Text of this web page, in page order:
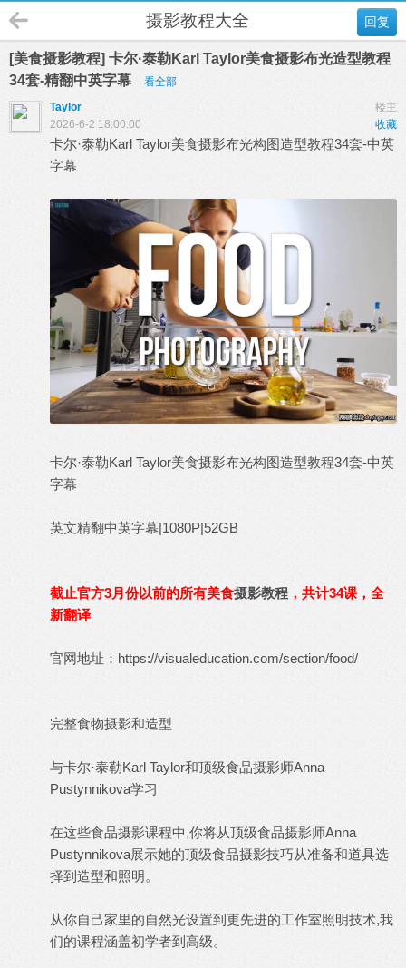
回复
摄影教程大全
[美食摄影教程] 卡尔·泰勒Karl Taylor美食摄影布光造型教程
34套-精翻中英字幕
看全部
楼主
Taylor
收藏
2026-6-2 18:00:00
卡尔·泰勒Karl Taylor美食摄影布光构图造型教程34套-中英
字幕
卡尔·泰勒Karl Taylor美食摄影布光构图造型教程34套-中英
字幕
英文精翻中英字幕|1080P|52GB
截止官方3月份以前的所有美食摄影教程 ，共计34课，全
新翻译
官网地址： https://visualeducation.com/section/food/
完整食物摄影和造型
与卡尔·泰勒Karl Taylor和顶级食品摄影师Anna
Pustynnikova学习
在这些食品摄影课程中,你将从顶级食品摄影师Anna
Pustynnikova展示她的顶级食品摄影技巧从准备和道具选
择到造型和照明。
从你自己家里的自然光设置到更先进的工作室照明技术,我
们的课程涵盖初学者到高级。